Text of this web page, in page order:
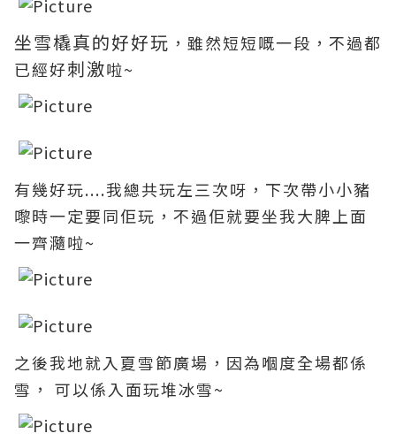
坐雪橇真的好好玩 ，雖然短短嘅一段 ，不過都
已經好刺激啦~
有幾好玩....我總共玩左三次呀，下次帶小小豬
嚟時一定要同佢玩，不過佢就要坐我大脾上面
一齊瀡啦~
之後我地就入夏雪節廣場，因為嗰度全場都係
雪， 可以係入面玩堆冰雪~